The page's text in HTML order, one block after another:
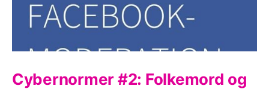
Cybernormer #2: Folkemord og